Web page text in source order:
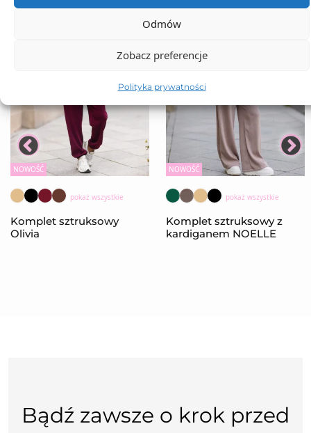
Odmów
Zobacz preferencje
Polityka prywatności
NOWOŚĆ
pokaż wszystkie
Komplet sztruksowy
Olivia
NOWOŚĆ
pokaż wszystkie
Komplet sztruksowy z
kardiganem NOELLE
Bądź zawsze o krok przed